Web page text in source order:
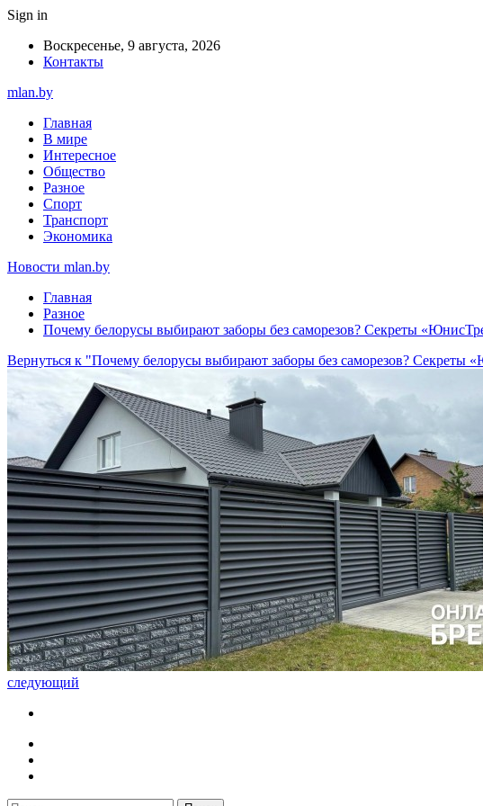
Sign in
Воскресенье, 9 августа, 2026
Контакты
mlan.by
Главная
В мире
Интересное
Общество
Разное
Спорт
Транспорт
Экономика
Новости mlan.by
Главная
Разное
Почему белорусы выбирают заборы без саморезов? Секреты
Вернуться к "Почему белорусы выбирают заборы без саморезов? Секреты
следующий